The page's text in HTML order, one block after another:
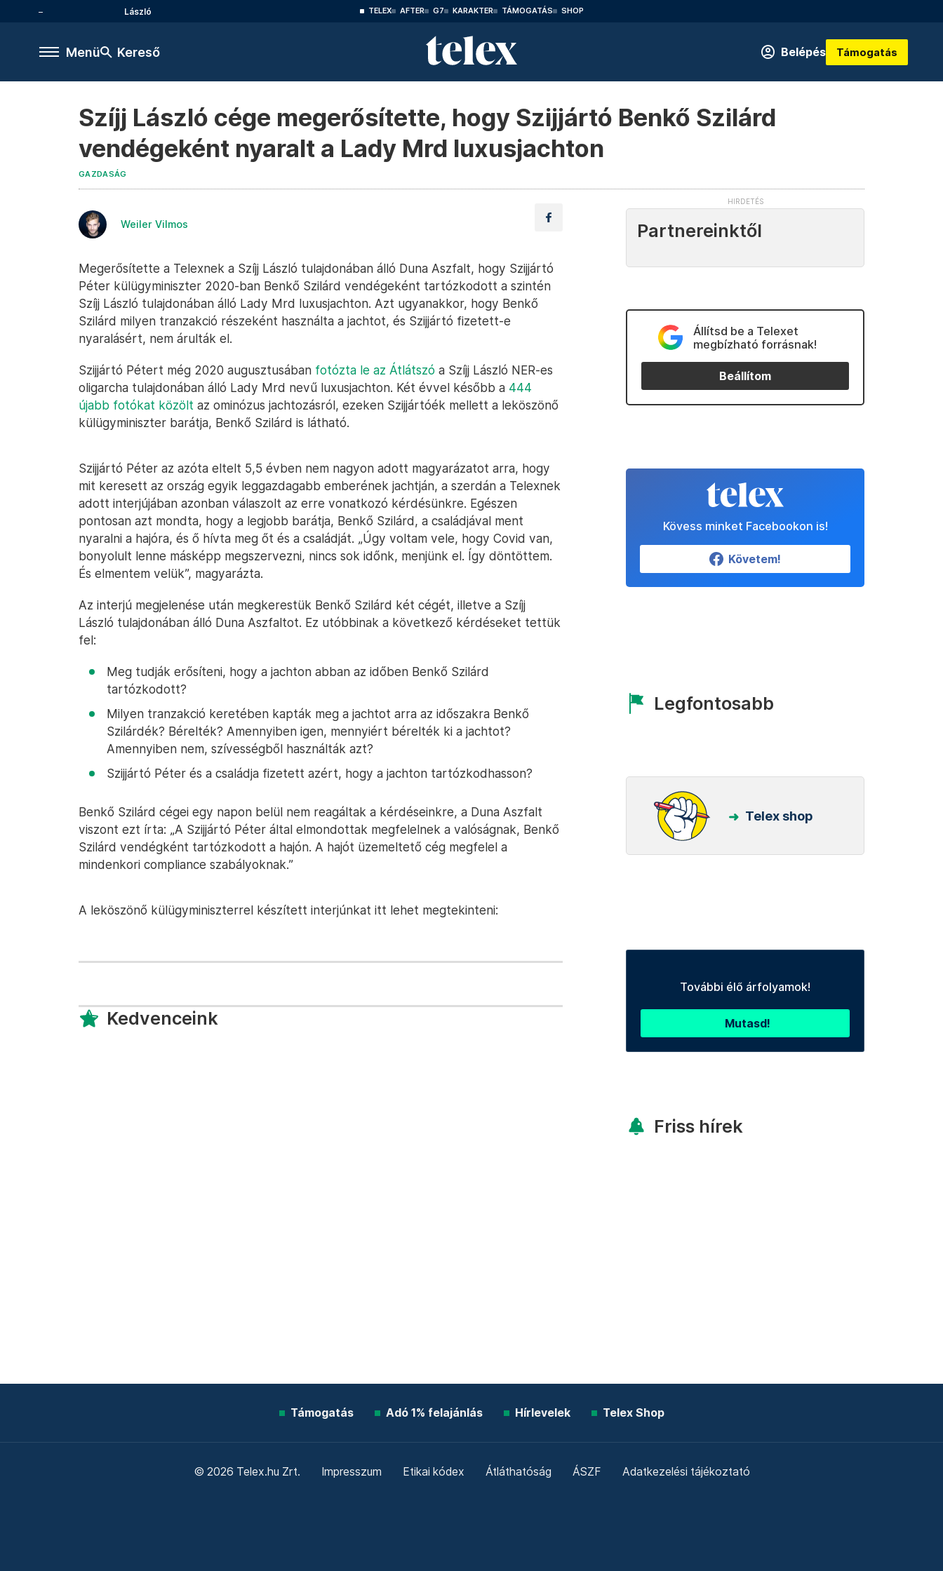
László TELEX AFTER G7 KARAKTER TÁMOGATÁS SHOP
Menü Kereső Belépés Támogatás
Szíjj László cége megerősítette, hogy Szijjártó Benkő Szilárd
vendégeként nyaralt a Lady Mrd luxusjachton
GAZDASÁG
Weiler Vilmos
Megerősítette a Telexnek a Szíjj László tulajdonában álló Duna Aszfalt, hogy Szijjártó
Péter külügyminiszter 2020-ban Benkő Szilárd vendégeként tartózkodott a szintén
Szíjj László tulajdonában álló Lady Mrd luxusjachton. Azt ugyanakkor, hogy Benkő
Szilárd milyen tranzakció részeként használta a jachtot, és Szijjártó fizetett-e
nyaralásért, nem árulták el.
Szijjártó Pétert még 2020 augusztusában fotózta le az Átlátszó a Szíjj László NER-es
oligarcha tulajdonában álló Lady Mrd nevű luxusjachton. Két évvel később a 444
újabb fotókat közölt az ominózus jachtozásról, ezeken Szijjártóék mellett a leköszönő
külügyminiszter barátja, Benkő Szilárd is látható.
Szijjártó Péter az azóta eltelt 5,5 évben nem nagyon adott magyarázatot arra, hogy
mit keresett az ország egyik leggazdagabb emberének jachtján, a szerdán a Telexnek
adott interjújában azonban válaszolt az erre vonatkozó kérdésünkre. Egészen
pontosan azt mondta, hogy a legjobb barátja, Benkő Szilárd, a családjával ment
nyaralni a hajóra, és ő hívta meg őt és a családját. „Úgy voltam vele, hogy Covid van,
bonyolult lenne másképp megszervezni, nincs sok időnk, menjünk el. Így döntöttem.
És elmentem velük”, magyarázta.
Az interjú megjelenése után megkerestük Benkő Szilárd két cégét, illetve a Szíjj
László tulajdonában álló Duna Aszfaltot. Ez utóbbinak a következő kérdéseket tettük
fel:
Meg tudják erősíteni, hogy a jachton abban az időben Benkő Szilárd
tartózkodott?
Milyen tranzakció keretében kapták meg a jachtot arra az időszakra Benkő
Szilárdék? Bérelték? Amennyiben igen, mennyiért bérelték ki a jachtot?
Amennyiben nem, szívességből használták azt?
Szijjártó Péter és a családja fizetett azért, hogy a jachton tartózkodhasson?
Benkő Szilárd cégei egy napon belül nem reagáltak a kérdéseinkre, a Duna Aszfalt
viszont ezt írta: „A Szijjártó Péter által elmondottak megfelelnek a valóságnak, Benkő
Szilárd vendégként tartózkodott a hajón. A hajót üzemeltető cég megfelel a
mindenkori compliance szabályoknak.”
A leköszönő külügyminiszterrel készített interjúnkat itt lehet megtekinteni:
Kedvenceink
Partnereinktől
Állítsd be a Telexet
megbízható forrásnak!
Beállítom
Kövess minket Facebookon is!
Követem!
Legfontosabb
Telex shop
További élő árfolyamok!
Mutasd!
Friss hírek
Támogatás Adó 1% felajánlás Hírlevelek Telex Shop
© 2026 Telex.hu Zrt. Impresszum Etikai kódex Átláthatóság ÁSZF Adatkezelési tájékoztató